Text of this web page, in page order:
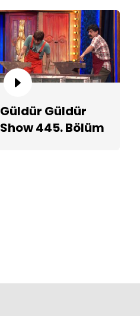
Güldür Güldür
Show 445. Bölüm